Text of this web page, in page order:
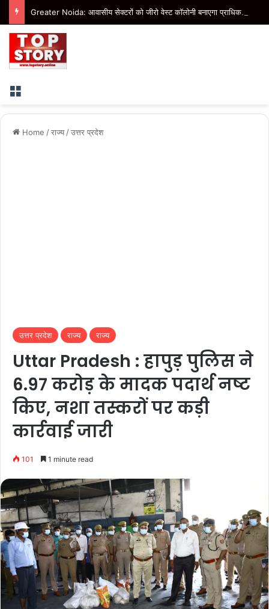
Greater Noida: आवासीय सेक्टरों को जीरो वेस्ट कॉलोनी बनाएगा प्राधिकरण, बीटा-1 में तैयार हो रहा मॉडल
Menu
Home /राज्य /उत्तर प्रदेश
उत्तर प्रदेश राज्य राज्य
Uttar Pradesh : हापुड़ पुलिस ने
6.97 करोड़ के मादक पदार्थ नष्ट
किए, नशा तस्करों पर कड़ी
कार्रवाई जारी
101 1 minute read